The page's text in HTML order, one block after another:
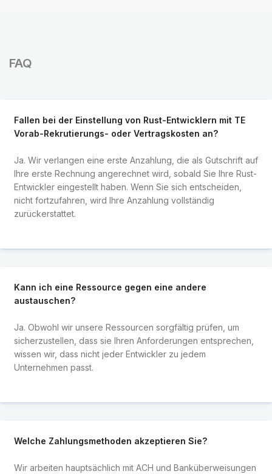
FAQ
Fallen bei der Einstellung von Rust-Entwicklern mit TE
Vorab-Rekrutierungs- oder Vertragskosten an?
Ja. Wir verlangen eine erste Anzahlung, die als Gutschrift auf
Ihre erste Rechnung angerechnet wird, sobald Sie Ihre Rust-
Entwickler eingestellt haben. Wenn Sie sich entscheiden,
nicht fortzufahren, wird Ihre Anzahlung vollständig
zurückerstattet.
Kann ich eine Ressource gegen eine andere
austauschen?
Ja. Obwohl wir unsere Ressourcen sorgfältig prüfen, um
sicherzustellen, dass sie Ihren Anforderungen entsprechen,
wissen wir, dass nicht jeder Entwickler zu jedem
Unternehmen passt.
Welche Zahlungsmethoden akzeptieren Sie?
Wir arbeiten hauptsächlich mit ACH und Banküberweisungen